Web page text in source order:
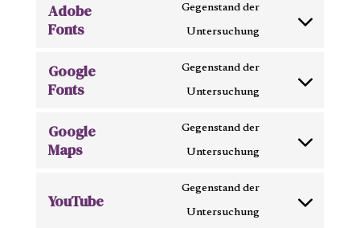
analytics
service
Adobe
Fonts
Gegenstand der
Untersuchung
service
Google
Fonts
Gegenstand der
Untersuchung
service
Google
Maps
Gegenstand der
Untersuchung
service
YouTube
Gegenstand der
Untersuchung